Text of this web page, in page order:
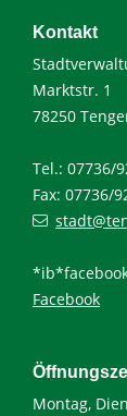
Kontakt
Marktstr. 1
78250
Tel.: 07736/
Fax: 07736/
Facebook
Montag,